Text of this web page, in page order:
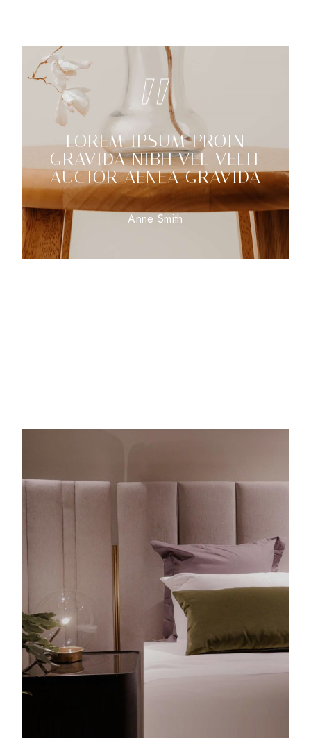
LOREM IPSUM PROIN
GRAVIDA NIBH VEL VELIT
AUCTOR AENEA GRAVIDA
Anne Smith